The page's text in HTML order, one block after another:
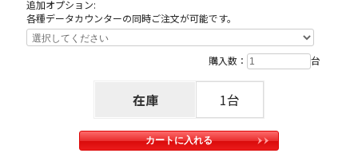
追加オプション:
各種データカウンターの同時ご注文が可能です。
購入数： 台
在庫 1台